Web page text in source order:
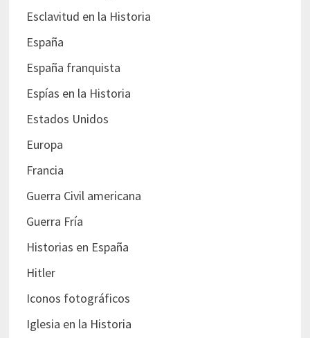
Esclavitud en la Historia
España
España franquista
Espías en la Historia
Estados Unidos
Europa
Francia
Guerra Civil americana
Guerra Fría
Historias en España
Hitler
Iconos fotográficos
Iglesia en la Historia